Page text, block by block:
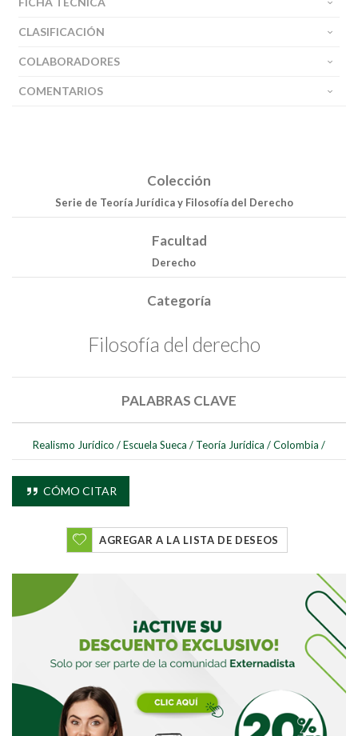
CLASIFICACIÓN
COLABORADORES
COMENTARIOS
Colección
Serie de Teoría Jurídica y Filosofía del Derecho
Facultad
Derecho
Categoría
Filosofía del derecho
PALABRAS CLAVE
Realismo Jurídico /Escuela Sueca / Teoría Jurídica /Colombia /
CÓMO CITAR
AGREGAR A LA LISTA DE DESEOS